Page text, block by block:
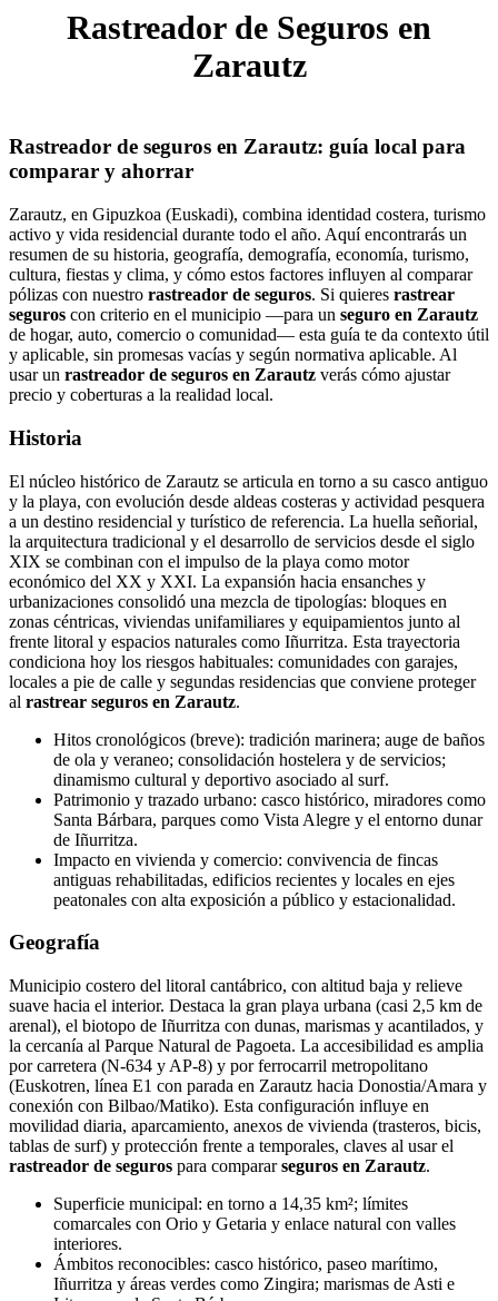
Rastreador de Seguros en
Zarautz
Rastreador de seguros en Zarautz: guía local para
comparar y ahorrar
Zarautz, en Gipuzkoa (Euskadi), combina identidad costera, turismo
activo y vida residencial durante todo el año. Aquí encontrarás un
resumen de su historia, geografía, demografía, economía, turismo,
cultura, fiestas y clima, y cómo estos factores influyen al comparar
pólizas con nuestro rastreador de seguros. Si quieres rastrear
seguros con criterio en el municipio —para un seguro en Zarautz
de hogar, auto, comercio o comunidad— esta guía te da contexto útil
y aplicable, sin promesas vacías y según normativa aplicable. Al
usar un rastreador de seguros en Zarautz verás cómo ajustar
precio y coberturas a la realidad local.
Historia
El núcleo histórico de Zarautz se articula en torno a su casco antiguo
y la playa, con evolución desde aldeas costeras y actividad pesquera
a un destino residencial y turístico de referencia. La huella señorial,
la arquitectura tradicional y el desarrollo de servicios desde el siglo
XIX se combinan con el impulso de la playa como motor
económico del XX y XXI. La expansión hacia ensanches y
urbanizaciones consolidó una mezcla de tipologías: bloques en
zonas céntricas, viviendas unifamiliares y equipamientos junto al
frente litoral y espacios naturales como Iñurritza. Esta trayectoria
condiciona hoy los riesgos habituales: comunidades con garajes,
locales a pie de calle y segundas residencias que conviene proteger
al rastrear seguros en Zarautz.
Hitos cronológicos (breve): tradición marinera; auge de baños
de ola y veraneo; consolidación hostelera y de servicios;
dinamismo cultural y deportivo asociado al surf.
Patrimonio y trazado urbano: casco histórico, miradores como
Santa Bárbara, parques como Vista Alegre y el entorno dunar
de Iñurritza.
Impacto en vivienda y comercio: convivencia de fincas
antiguas rehabilitadas, edificios recientes y locales en ejes
peatonales con alta exposición a público y estacionalidad.
Geografía
Municipio costero del litoral cantábrico, con altitud baja y relieve
suave hacia el interior. Destaca la gran playa urbana (casi 2,5 km de
arenal), el biotopo de Iñurritza con dunas, marismas y acantilados, y
la cercanía al Parque Natural de Pagoeta. La accesibilidad es amplia
por carretera (N-634 y AP-8) y por ferrocarril metropolitano
(Euskotren, línea E1 con parada en Zarautz hacia Donostia/Amara y
conexión con Bilbao/Matiko). Esta configuración influye en
movilidad diaria, aparcamiento, anexos de vivienda (trasteros, bicis,
tablas de surf) y protección frente a temporales, claves al usar el
rastreador de seguros para compararseguros en Zarautz.
Superficie municipal: en torno a 14,35 km²; límites
comarcales con Orio y Getaria y enlace natural con valles
interiores.
Ámbitos reconocibles: casco histórico, paseo marítimo,
Iñurritza y áreas verdes como Zingira; marismas de Asti e